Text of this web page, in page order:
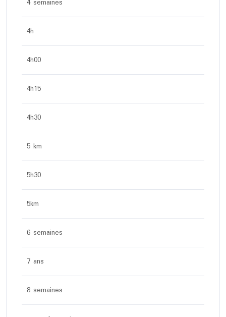
4 semaines
4h
4h00
4h15
4h30
5 km
5h30
5km
6 semaines
7 ans
8 semaines